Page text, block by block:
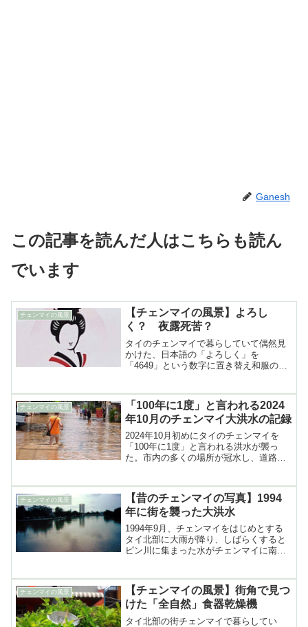
Ganesh
この記事を読んだ人はこちらも読ん
でいます
チェンマイの風景
【チェンマイの風景】よろし
く？ 夜露死苦？
タイのチェンマイで暮らしていて偶然見
かけた、日本語の「よろしく」を
「4649」という数字に置き替え和服の女
チェンマイの風景
「100年に1度」と言われる2024
年10月のチェンマイ大洪水の記録
2024年10月初めにタイのチェンマイを
「100年に1度」と言われる洪水が襲っ
た。市内の多くの場所が冠水し、道路は
た。あふれたピン川の動画も
チェンマイの風景
【昔のチェンマイの写真】1994
年に街を襲った大洪水
1994年9月、チェンマイをはじめとする
タイ北部に大雨が降り、しばらくすると
ピン川に集まった水がチェンマイに南下
きかったが、その時の様子の写真
チェンマイの風景
【チェンマイの風景】街角で見つ
けた「全自然」食器乾燥機
タイ北部の街チェンマイで暮らしてい